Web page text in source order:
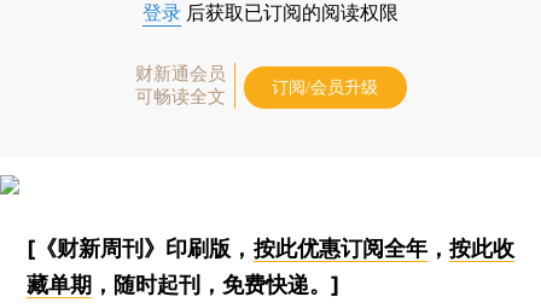
登录 后获取已订阅的阅读权限
财新通会员
可畅读全文
订阅/会员升级
[《财新周刊》印刷版， 按此优惠订阅全年， 按此收
藏单期 ，随时起刊，免费快递。]